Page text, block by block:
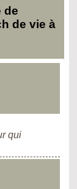
de
de vie à
qui